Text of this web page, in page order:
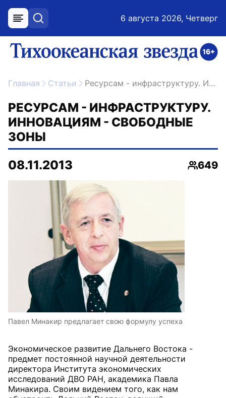
меню поиск 6 августа 2026, Четверг
ссылка на главную
Главная Статьи Ресурсам - инфраструктуру. Инновациям - свободные зоны
РЕСУРСАМ - ИНФРАСТРУКТУРУ.
ИННОВАЦИЯМ - СВОБОДНЫЕ
ЗОНЫ
08.11.2013
649
Павел Минакир предлагает свою формулу успеха
Экономическое развитие Дальнего Востока -
предмет постоянной научной деятельности
директора Института экономических
исследований ДВО РАН, академика Павла
Минакира. Своим видением того, как нам